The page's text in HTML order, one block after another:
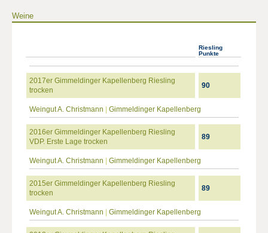
Weine
Riesling
Punkte
2017er Gimmeldinger Kapellenberg Riesling
trocken
90
Weingut A. Christmann Gimmeldinger Kapellenberg
2016er Gimmeldinger Kapellenberg Riesling
VDP. Erste Lage trocken
89
Weingut A. Christmann Gimmeldinger Kapellenberg
2015er Gimmeldinger Kapellenberg Riesling
trocken
89
Weingut A. Christmann Gimmeldinger Kapellenberg